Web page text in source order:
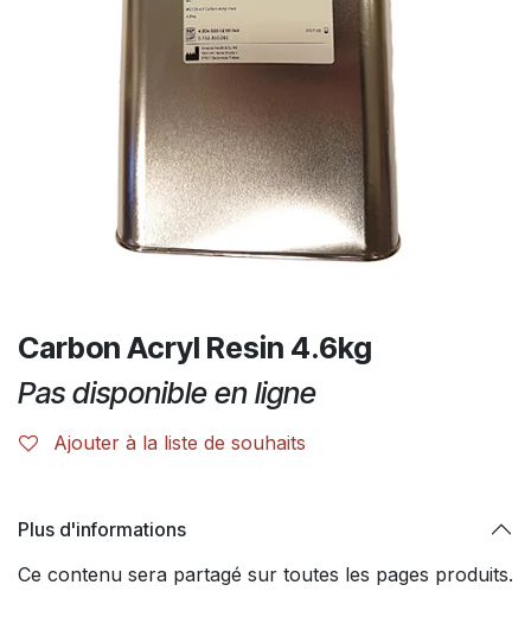
Carbon Acryl Resin 4.6kg
Pas disponible en ligne
Ajouter à la liste de souhaits
Plus d'informations
Ce contenu sera partagé sur toutes les pages produits.